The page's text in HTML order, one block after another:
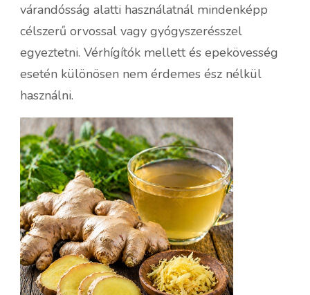
várandósság alatti használatnál mindenképp
célszerű orvossal vagy gyógyszerésszel
egyeztetni. Vérhígítók mellett és epekövesség
esetén különösen nem érdemes ész nélkül
használni.